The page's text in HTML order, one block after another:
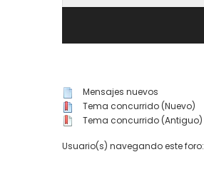
Mensajes nuevos
Tema concurrido (Nuevo)
Tema concurrido (Antiguo)
Usuario(s) navegando este